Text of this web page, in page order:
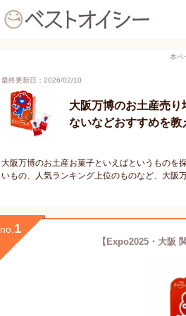
本ペ
最終更新日：2026/02/10
大阪万博のお土産売り
ないなどおすすめを教
大阪万博のお土産お菓子といえばというものを
いもの、人気ランキング上位のものなど、大阪
no. 1
【Expo2025・大阪